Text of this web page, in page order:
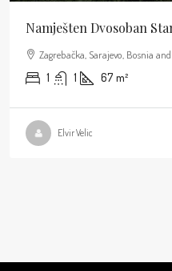
Namješten Dvosoban
Zagrebačka, Sarajevo, Bosnia
1 1 67 m²
Elvir Velic